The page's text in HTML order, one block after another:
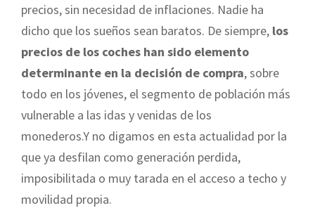
precios, sin necesidad de inflaciones. Nadie ha
dicho que los sueños sean baratos. De siempre, los
precios de los coches han sido elemento
determinante en la decisión de compra, sobre
todo en los jóvenes, el segmento de población más
vulnerable a las idas y venidas de los
monederos.Y no digamos en esta actualidad por la
que ya desfilan como generación perdida,
imposibilitada o muy tarada en el acceso a techo y
movilidad propia.